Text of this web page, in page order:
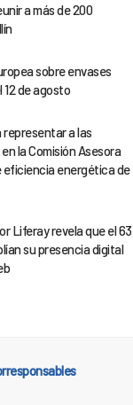
a más de 200
sobre envases
de agosto
representar a las
la Comisión Asesora
energética de
Liferay revela que el 63
su presencia digital